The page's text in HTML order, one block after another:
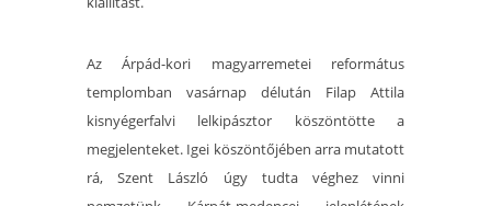
Az Árpád-kori magyarremetei református
templomban vasárnap délután Filap Attila
kisnyégerfalvi lelkipásztor köszöntötte a
megjelenteket. Igei köszöntőjében arra mutatott
rá, Szent László úgy tudta véghez vinni